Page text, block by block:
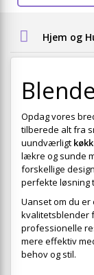
Hjem og
Opdag vores
tilberede alt fra
uundværligt
lækre og sunde
forskellige
perfekte løsning
Uanset om du
kvalitetsblender
professionelle
mere effektiv
behov og stil.